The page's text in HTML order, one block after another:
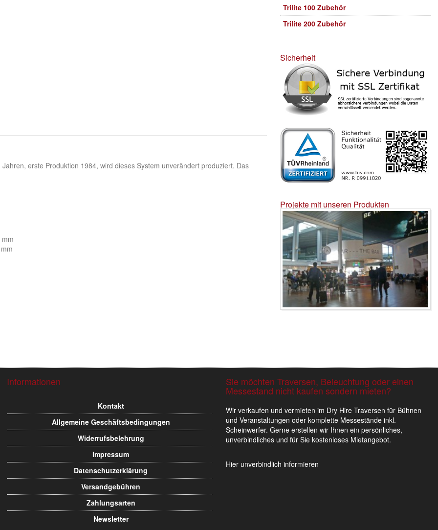
erste Produktion 1984, wird dieses System unverändert produziert. Das
mm
Trilite 100 Zubehör
Trilite 200 Zubehör
Sicherheit
Projekte mit unseren Produkten
Flughafen Projekt 1 Bild
Informationen
Kontakt
Allgemeine Geschäftsbedingungen
Widerrufsbelehrung
Impressum
Datenschutzerklärung
Versandgebühren
Zahlungsarten
Newsletter
Sie möchten Traversen, Beleuchtung oder einen
Messestand nicht kaufen sondern mieten?
Wir verkaufen und vermieten im Dry Hire Traversen für Bühnen
und Veranstaltungen oder komplette Messestände inkl.
Scheinwerfer. Gerne erstellen wir Ihnen ein persönliches,
unverbindliches und für Sie kostenloses Mietangebot.
Hier unverbindlich informieren